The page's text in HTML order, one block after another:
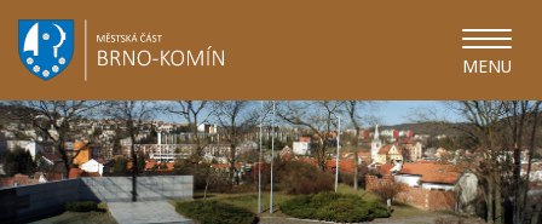
MENU